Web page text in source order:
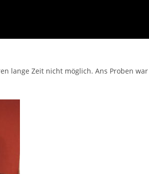
lange Zeit nicht möglich. Ans Proben war